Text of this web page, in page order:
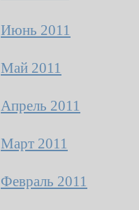
Июнь 2011
Май 2011
Апрель 2011
Март 2011
Февраль 2011